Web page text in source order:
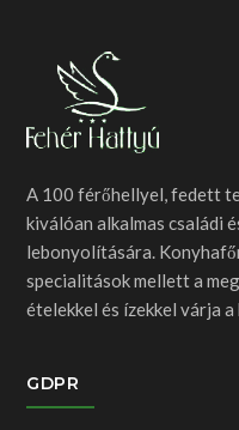
A 100 férőhellyel, fedett
kiválóan alkalmas családi
lebonyolítására.
specialitások mellett a
ételekkel és ízekkel várja
GDPR